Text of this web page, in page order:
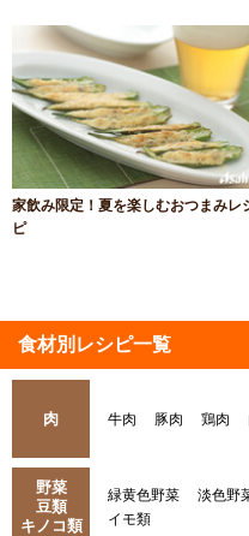
家飲み限定！夏を楽しむおつまみレ
ピ
食材別レシピ一覧
肉 牛肉 豚肉 鶏肉
野菜
豆類
キノコ類
緑黄色野菜 淡色野
イモ類